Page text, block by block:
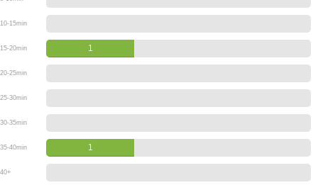
10-15min
15-20min 1
20-25min
25-30min
30-35min
35-40min 1
40+